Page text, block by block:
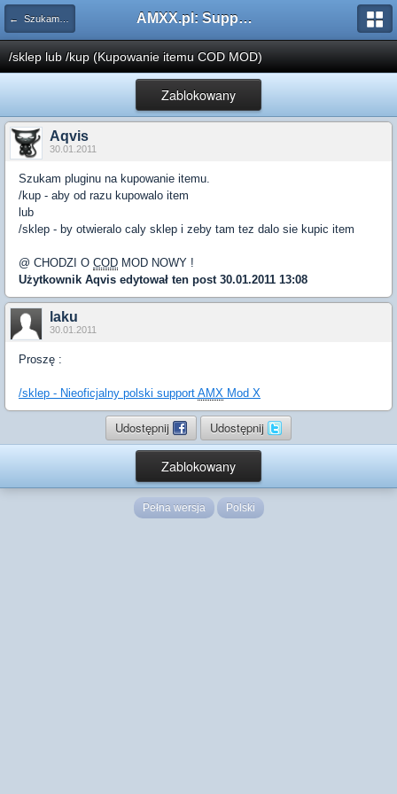
← Szukam pluginu AMXX.pl: Support AMX Mod X i SourceMod
/sklep lub /kup (Kupowanie itemu COD MOD)
Zablokowany
Aqvis
30.01.2011
Szukam pluginu na kupowanie itemu.
/kup - aby od razu kupowalo item
lub
/sklep - by otwieralo caly sklep i zeby tam tez dalo sie kupic item
@ CHODZI O COD MOD NOWY !
Użytkownik Aqvis edytował ten post 30.01.2011 13:08
laku
30.01.2011
Proszę :
/sklep - Nieoficjalny polski support AMX Mod X
Udostępnij Udostępnij
Zablokowany
Pełna wersja Polski